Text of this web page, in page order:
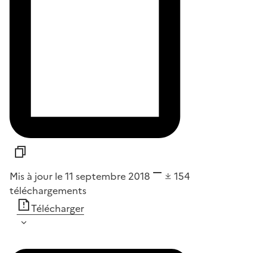
Mis à jour le 11 septembre 2018
154
téléchargements
Télécharger